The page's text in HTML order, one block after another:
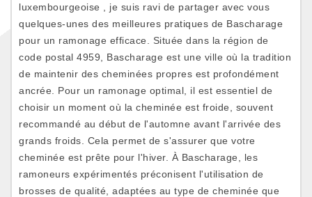
luxembourgeoise , je suis ravi de partager avec vous
quelques-unes des meilleures pratiques de Bascharage
pour un ramonage efficace. Située dans la région de
code postal 4959, Bascharage est une ville où la tradition
de maintenir des cheminées propres est profondément
ancrée. Pour un ramonage optimal, il est essentiel de
choisir un moment où la cheminée est froide, souvent
recommandé au début de l'automne avant l'arrivée des
grands froids. Cela permet de s'assurer que votre
cheminée est prête pour l'hiver. À Bascharage, les
ramoneurs expérimentés préconisent l'utilisation de
brosses de qualité, adaptées au type de cheminée que